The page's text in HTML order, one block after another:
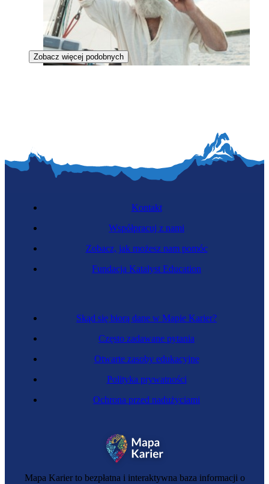
Mechanik górniczy
Elektroenergetyk transportu szynowego
Zobacz więcej podobnych
Mapa Karier to bezpłatna i interaktywna baza informacji o
Skąd się biorą dane w Mapie Karier?
Często zadawane pytania
Otwarte zasoby edukacyjne
Polityka prywatności
Ochrona przed nadużyciami
Kontakt
Współpracuj z nami
Zobacz, jak możesz nam pomóc
Fundacja Katalyst Education